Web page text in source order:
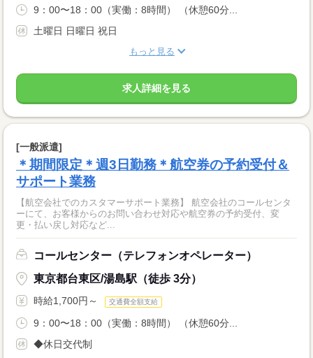
9：00〜18：00（実働：8時間） （休憩60分...
土曜日 日曜日 祝日
もっと見る
求人詳細を見る
[一般派遣]
＊期間限定＊週3日勤務＊航空券の予約受付＆
サポート業務
【航空会社でのカスタマーサポート業務】 航空会社のコールセンタ
ーにて、お客様からのお問い合わせ対応や航空券の予約受付、変
更・払い戻し対応など...
コールセンター（テレフォンオペレーター）
東京都台東区/湯島駅（徒歩 3分）
時給1,700円～ 交通費全額支給
9：00〜18：00（実働：8時間） （休憩60分...
◆休日交代制